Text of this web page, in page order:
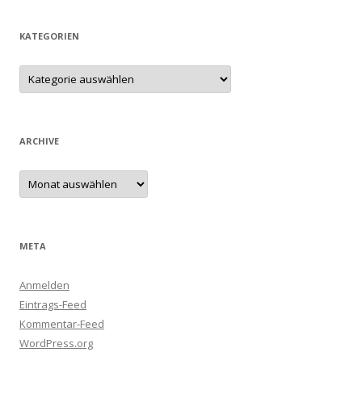
KATEGORIEN
Kategorien
ARCHIVE
Archive
META
Anmelden
Eintrags-Feed
Kommentar-Feed
WordPress.org